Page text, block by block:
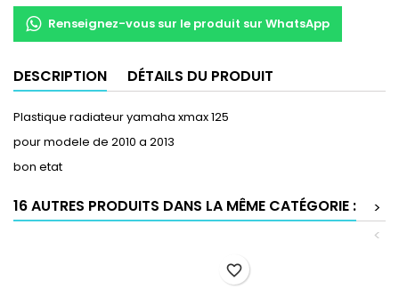
Renseignez-vous sur le produit sur WhatsApp
DESCRIPTION DÉTAILS DU PRODUIT
Plastique radiateur yamaha xmax 125
pour modele de 2010 a 2013
bon etat
16 AUTRES PRODUITS DANS LA MÊME CATÉGORIE :
>
<
favorite_border